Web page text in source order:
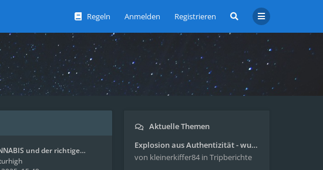
Regeln Anmelden Registrieren
und der richtige…
Aktuelle Themen
Explosion aus Authentizität - wunderbare Reise mit 4g Pilze
von kleinerkiffer84 in Tripberichte